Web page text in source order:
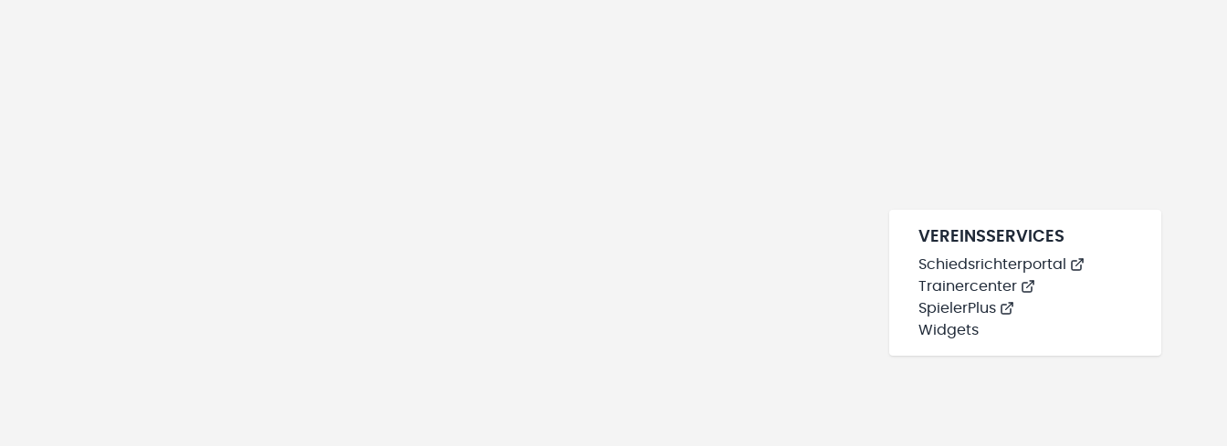
VEREINSSERVICES
Schiedsrichterportal
Trainercenter
SpielerPlus
Widgets